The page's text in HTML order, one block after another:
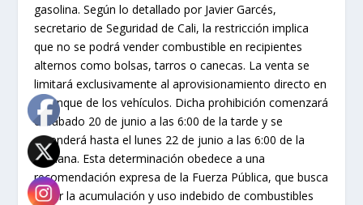
gasolina. Según lo detallado por Javier Garcés,
secretario de Seguridad de Cali, la restricción implica
que no se podrá vender combustible en recipientes
alternos como bolsas, tarros o canecas. La venta se
limitará exclusivamente al aprovisionamiento directo en
el tanque de los vehículos. Dicha prohibición comenzará
el sábado 20 de junio a las 6:00 de la tarde y se
extenderá hasta el lunes 22 de junio a las 6:00 de la
mañana. Esta determinación obedece a una
recomendación expresa de la Fuerza Pública, que busca
evitar la acumulación y uso indebido de combustibles